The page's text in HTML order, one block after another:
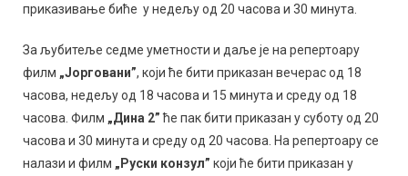
приказивање биће у недељу од 20 часова и 30 минута.
За љубитеље седме уметности и даље је на репертоару
филм „Јорговани”, који ће бити приказан вечерас од 18
часова, недељу од 18 часова и 15 минута и среду од 18
часова. Филм „Дина 2”ће пак бити приказан у суботу од 20
часова и 30 минута и среду од 20 часова. На репертоару се
налази и филм „Руски конзул”који ће бити приказан у